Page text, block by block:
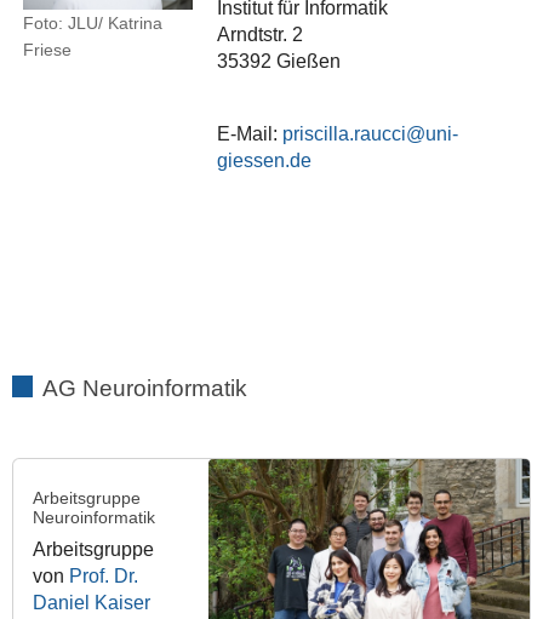
Foto: JLU/ Katrina
Friese
Institut für Informatik
Arndtstr. 2
35392 Gießen
E-Mail: priscilla.raucci
AG Neuroinformatik
Arbeitsgruppe
Neuroinformatik
Arbeitsgruppe
von Prof. Dr.
Daniel Kaiser